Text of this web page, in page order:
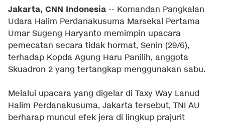
Jakarta, CNN Indonesia -- Komandan Pangkalan
Udara Halim Perdanakusuma Marsekal Pertama
Umar Sugeng Haryanto memimpin upacara
pemecatan secara tidak hormat, Senin (29/6),
terhadap Kopda Agung Haru Panilih, anggota
Skuadron 2 yang tertangkap menggunakan sabu.
Melalui upacara yang digelar di Taxy Way Lanud
Halim Perdanakusuma, Jakarta tersebut, TNI AU
berharap muncul efek jera di lingkup prajurit